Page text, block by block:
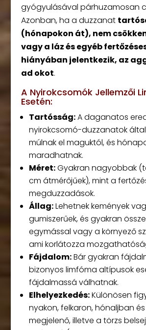
gyógyulásával párhuzamosan
Azonban, ha a duzzanat
(hónapokon át), nem
vagy a láz és egyéb
hiányában jelentkezik, az
ad okot.
A Nyirokcsomók Jellemzői
Esetén:
Tartósság:A daganatos
nyirokcsomó-duzzanatok
múlnak el maguktól, és
maradhatnak.
Méret:Gyakran nagyobbak
cm átmérőjűek), mint a
megduzzadások.
Állag:Lehetnek kemények
gumiszerűek, és gyakran
egymással vagy a környező
ami korlátozza
Fájdalom:Bár gyakran
bizonyos limfóma altípusok
fájdalmassá válhatnak.
Elhelyezkedés:Különösen
nyakon, felkaron, hónaljban
megjelenő, illetve a törzs